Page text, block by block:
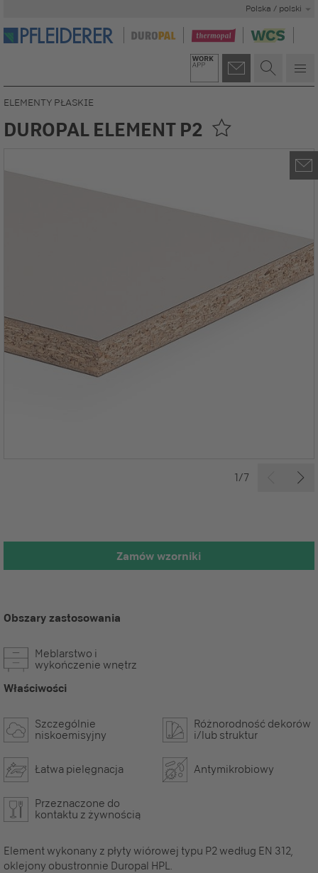
Polska / polski
1/7
ELEMENTY PŁASKIE
DUROPAL ELEMENT P2
Zamów wzorniki
Obszary zastosowania
Meblarstwo i
wykończenie wnętrz
Właściwości
Szczególnie
niskoemisyjny
Różnorodność dekorów
i/lub struktur
Łatwa pielęgnacja Antymikrobiowy
Przeznaczone do
kontaktu z żywnością
Element wykonany z płyty wiórowej typu P2 według EN 312,
oklejony obustronnie Duropal HPL.